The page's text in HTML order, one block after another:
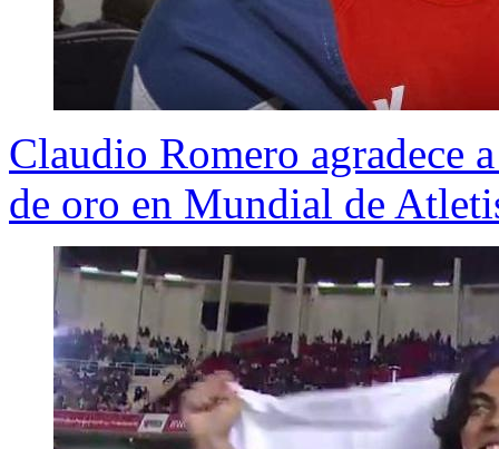
Claudio Romero agradece
de oro en Mundial de